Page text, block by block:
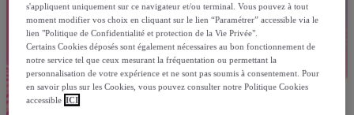
s'appliquent uniquement sur ce navigateur et/ou terminal. Vous pouvez à tout
moment modifier vos choix en cliquant sur le lien “Paramétrer” accessible via le
lien "Politique de Confidentialité et protection de la Vie Privée".
Certains Cookies déposés sont également nécessaires au bon fonctionnement de
notre service tel que ceux mesurant la fréquentation ou permettant la
personnalisation de votre expérience et ne sont pas soumis à consentement. Pour
en savoir plus sur les Cookies, vous pouvez consulter notre Politique Cookies
accessible ICI